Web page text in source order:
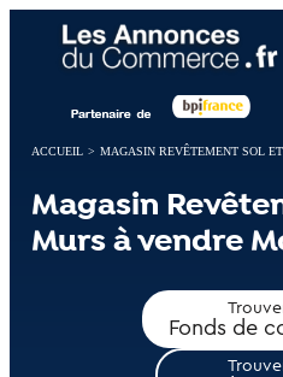
ACCUEIL > MAGASIN REVÊTEMENT SOL
Magasin
Murs à vendre
Fonds de
Panneau de gestion des cookies